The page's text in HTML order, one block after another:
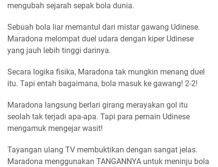
mengubah sejarah sepak bola dunia.
Sebuah bola liar memantul dari mistar gawang Udinese.
Maradona melompat duel udara dengan kiper Udinese
yang jauh lebih tinggi darinya.
Secara logika fisika, Maradona tak mungkin menang duel
itu. Tapi entah bagaimana, bola masuk ke gawang! 2-2!
Maradona langsung berlari girang merayakan gol itu
seolah tak terjadi apa-apa. Tapi para pemain Udinese
mengamuk mengejar wasit!
Tayangan ulang TV membuktikan dengan sangat jelas.
Maradona menggunakan TANGANNYA untuk meninju bola